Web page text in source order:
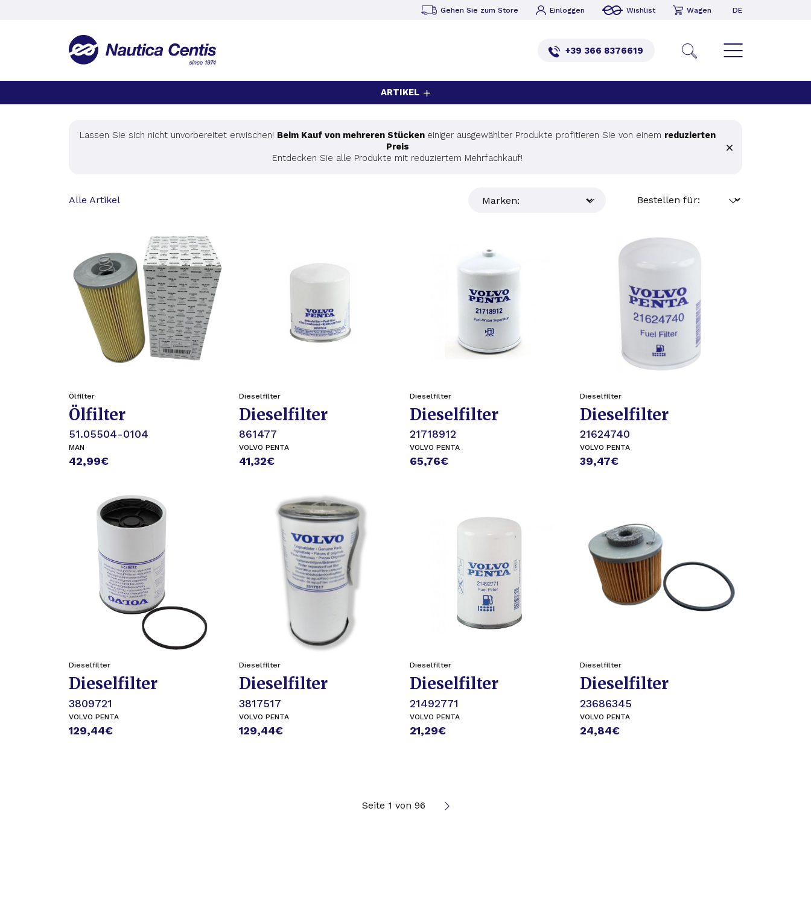
Gehen Sie zum Store Einloggen Wishlist Wagen DE
+39 366 8376619
ARTIKEL
Lassen Sie sich nicht unvorbereitet erwischen! Beim Kauf von mehreren Stücken einiger ausgewählter Produkte profitieren Sie von einem reduzierten
Preis
Entdecken Sie alle Produkte mit reduziertem Mehrfachkauf!
Alle Artikel
Ölfilter
Ölfilter
51.05504-0104
MAN
42,99€
Dieselfilter
Dieselfilter
861477
VOLVO PENTA
41,32€
Dieselfilter
Dieselfilter
21718912
VOLVO PENTA
65,76€
Dieselfilter
Dieselfilter
21624740
VOLVO PENTA
39,47€
Dieselfilter
Dieselfilter
3809721
VOLVO PENTA
129,44€
Dieselfilter
Dieselfilter
3817517
VOLVO PENTA
129,44€
Dieselfilter
Dieselfilter
21492771
VOLVO PENTA
21,29€
Dieselfilter
Dieselfilter
23686345
VOLVO PENTA
24,84€
Seite 1 von 96